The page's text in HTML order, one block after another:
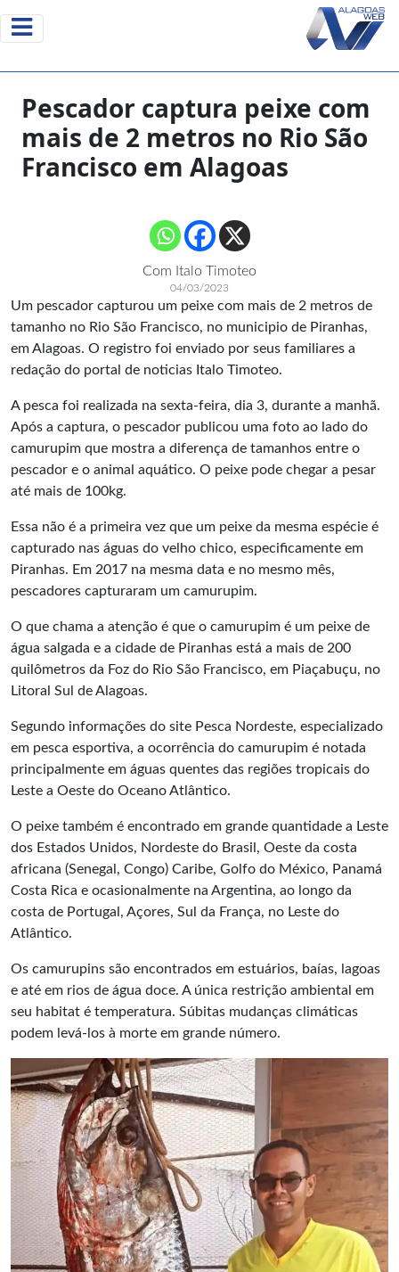
Pescador captura peixe com
mais de 2 metros no Rio São
Francisco em Alagoas
Com Italo Timoteo
04/03/2023
Um pescador capturou um peixe com mais de 2 metros de
tamanho no Rio São Francisco, no municipio de Piranhas,
em Alagoas. O registro foi enviado por seus familiares a
redação do portal de noticias Italo Timoteo.
A pesca foi realizada na sexta-feira, dia 3, durante a manhã.
Após a captura, o pescador publicou uma foto ao lado do
camurupim que mostra a diferença de tamanhos entre o
pescador e o animal aquático. O peixe pode chegar a pesar
até mais de 100kg.
Essa não é a primeira vez que um peixe da mesma espécie é
capturado nas águas do velho chico, especificamente em
Piranhas. Em 2017 na mesma data e no mesmo mês,
pescadores capturaram um camurupim.
O que chama a atenção é que o camurupim é um peixe de
água salgada e a cidade de Piranhas está a mais de 200
quilômetros da Foz do Rio São Francisco, em Piaçabuçu, no
Litoral Sul de Alagoas.
Segundo informações do site Pesca Nordeste, especializado
em pesca esportiva, a ocorrência do camurupim é notada
principalmente em águas quentes das regiões tropicais do
Leste a Oeste do Oceano Atlântico.
O peixe também é encontrado em grande quantidade a Leste
dos Estados Unidos, Nordeste do Brasil, Oeste da costa
africana (Senegal, Congo) Caribe, Golfo do México, Panamá
Costa Rica e ocasionalmente na Argentina, ao longo da
costa de Portugal, Açores, Sul da França, no Leste do
Atlântico.
Os camurupins são encontrados em estuários, baías, lagoas
e até em rios de água doce. A única restrição ambiental em
seu habitat é temperatura. Súbitas mudanças climáticas
podem levá-los à morte em grande número.